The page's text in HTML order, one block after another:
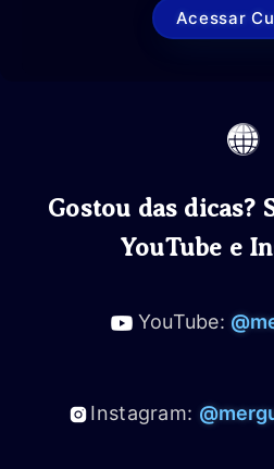
Acessar
Gostou das dicas?
YouTube e
YouTube:
Instagram: